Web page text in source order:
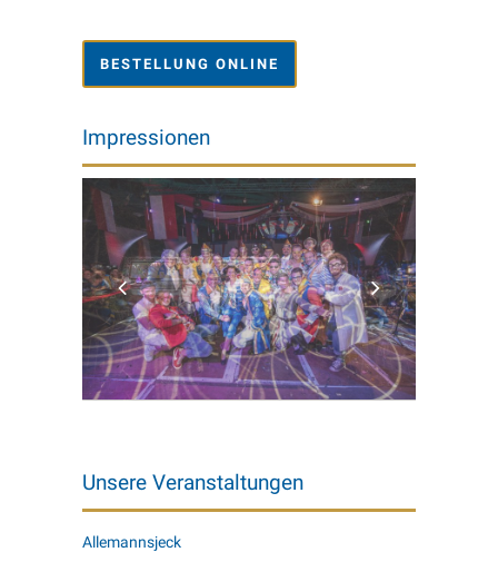
BESTELLUNG ONLINE
Impressionen
Unsere Veranstaltungen
Allemannsjeck